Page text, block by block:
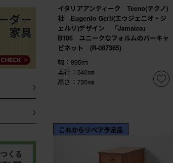
イタリアアンティーク Tecno(テクノ)
社 Eugenio Gerli(エウジェニオ・ジ
ェルリ)デザイン 「Jamaica」
B106 ユニークなフォルムのバーキャ
ビネット (R-087365)
幅：895㎜
奥行：540㎜
高さ：735㎜
これからリペア予定品